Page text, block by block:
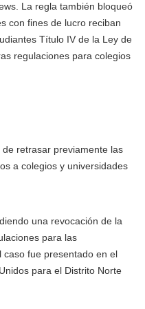
La regla también bloqueó
con fines de lucro reciban
Título IV de la Ley de
regulaciones para colegios
retrasar previamente las
a colegios y universidades
una revocación de la
para las
caso fue presentado en el
para el Distrito Norte